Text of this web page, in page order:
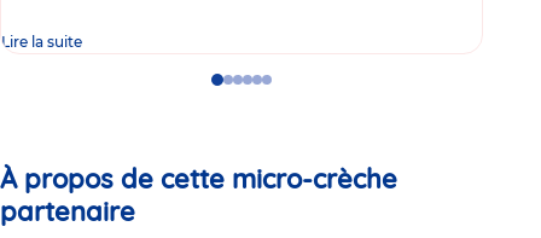
Lire la suite
GoGoGoGo
GoGo
À propos de cette micro-crèche
partenaire